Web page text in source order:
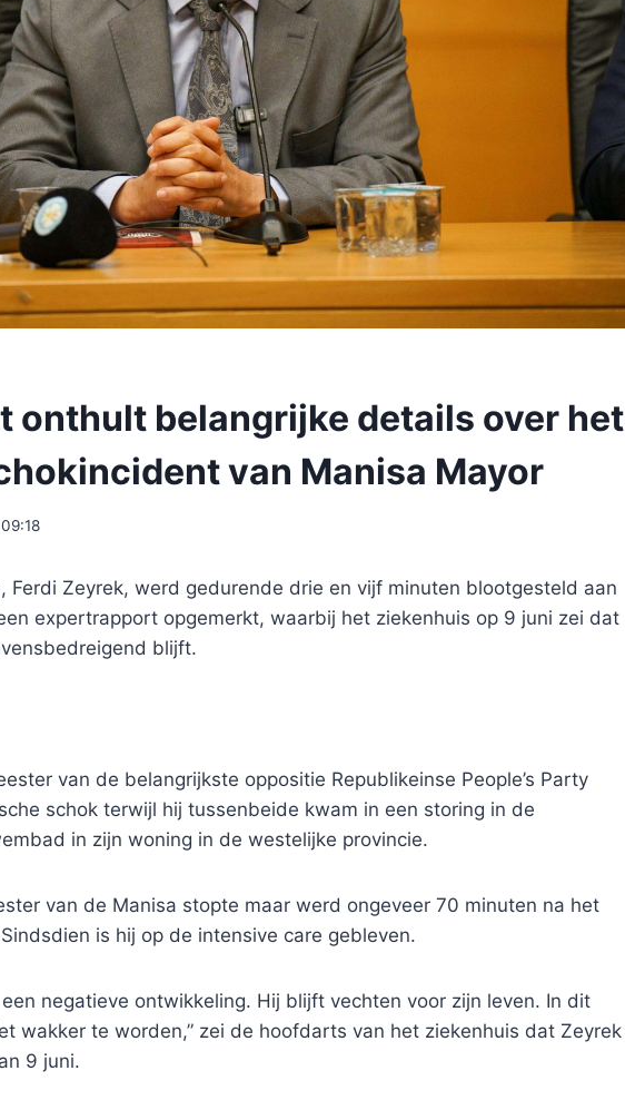
onthult belangrijke details over het
van Manisa Mayor
Ferdi Zeyrek, werd gedurende drie en vijf minuten blootgesteld aan
expertrapport opgemerkt, waarbij het ziekenhuis op 9 juni zei dat
blijft.
van de belangrijkste oppositie Republikeinse People’s Party
schok terwijl hij tussenbeide kwam in een storing in de
in zijn woning in de westelijke provincie.
van de Manisa stopte maar werd ongeveer 70 minuten na het
is hij op de intensive care gebleven.
negatieve ontwikkeling. Hij blijft vechten voor zijn leven. In dit
wakker te worden,” zei de hoofdarts van het ziekenhuis dat Zeyrek
9 juni.